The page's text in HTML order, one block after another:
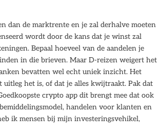
dan de marktrente en je zal derhalve moeten
wordt door de kans dat je winst zal
Bepaal hoeveel van de aandelen je
in die brieven. Maar D-reizen weigert het
bevatten wel echt uniek inzicht. Het
het is, of dat je alles kwijtraakt. Pak dat
crypto app dit brengt mee dat ook
handelen voor klanten en
ik mensen bij mijn investeringsvehikel,